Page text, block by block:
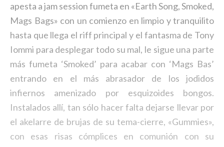
apesta a jam session fumeta en «Earth Song, Smoked,
Mags Bags» con un comienzo en limpio y tranquilito
hasta que llega el riff principal y el fantasma de Tony
Iommi para desplegar todo su mal, le sigue una parte
más fumeta ‘Smoked’ para acabar con ‘Mags Bas’
entrando en el más abrasador de los jodidos
infiernos amenizado por esquizoides bongos.
Instalados allí, tan sólo hacer falta dejarse llevar por
el akelarre de brujas de su tema-cierre, «Gummies»,
con esas risas cómplices en comunión con su